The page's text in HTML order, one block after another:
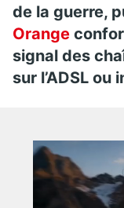
de la guerre,
Orange
signal des
sur l’ADSL ou